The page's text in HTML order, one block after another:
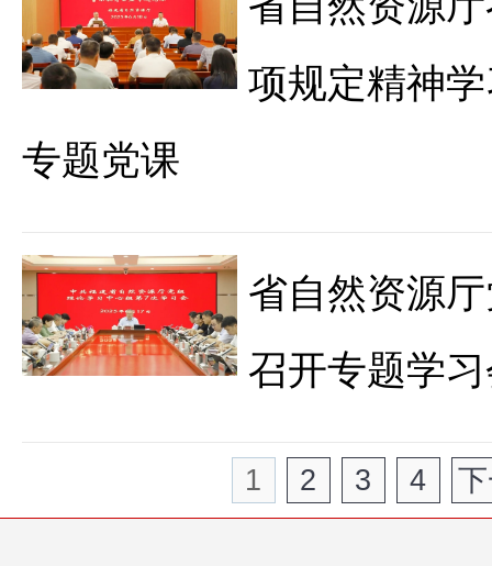
项规定精神
专题党课
省自然资源
召开专题学
1 2 3 4